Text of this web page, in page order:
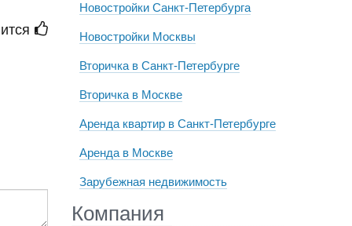
Новостройки Санкт-Петербурга
Новостройки Москвы
Вторичка в Санкт-Петербурге
Вторичка в Москве
Аренда квартир в Санкт-Петербурге
Аренда в Москве
Зарубежная недвижимость
Компания